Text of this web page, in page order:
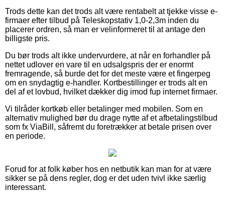
Trods dette kan det trods alt være rentabelt at tjekke visse e-
firmaer efter tilbud på Teleskopstativ 1,0-2,3m inden du
placerer ordren, så man er velinformeret til at antage den
billigste pris.
Du bør trods alt ikke undervurdere, at når en forhandler på
nettet udlover en vare til en udsalgspris der er enormt
fremragende, så burde det for det meste være et fingerpeg
om en snydagtig e-handler. Kortbestillinger er trods alt en
del af et lovbud, hvilket dækker dig imod fup internet firmaer.
Vi tilråder kortkøb eller betalinger med mobilen. Som en
alternativ mulighed bør du drage nytte af et afbetalingstilbud
som fx ViaBill, såfremt du foretrækker at betale prisen over
en periode.
Forud for at folk køber hos en netbutik kan man for at være
sikker se på dens regler, dog er det uden tvivl ikke særlig
interessant.